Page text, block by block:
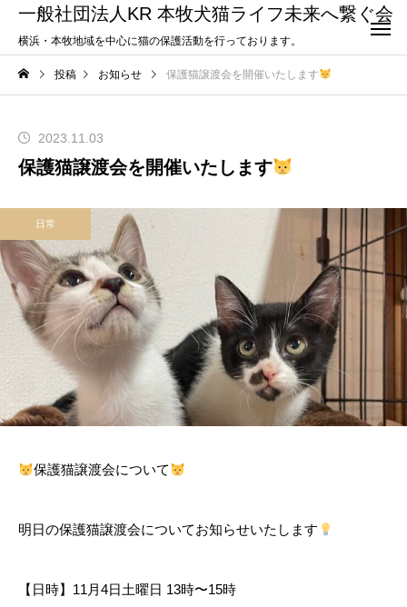
一般社団法人KR 本牧犬猫ライフ未来へ繋ぐ会
横浜・本牧地域を中心に猫の保護活動を行っております。
投稿 お知らせ 保護猫譲渡会を開催いたします
2023.11.03
保護猫譲渡会を開催いたします
日常
保護猫譲渡会について
明日の保護猫譲渡会についてお知らせいたします
【日時】11月4日土曜日 13時〜15時